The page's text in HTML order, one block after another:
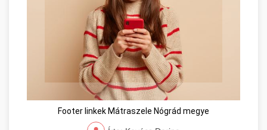
Footer linkek Mátraszele Nógrád megye